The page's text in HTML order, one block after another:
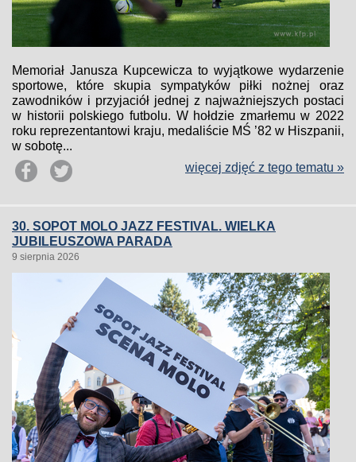
Memoriał Janusza Kupcewicza to wyjątkowe wydarzenie
sportowe, które skupia sympatyków piłki nożnej oraz
zawodników i przyjaciół jednej z najważniejszych postaci
w historii polskiego futbolu. W hołdzie zmarłemu w 2022
roku reprezentantowi kraju, medaliście MŚ ’82 w Hiszpanii,
w sobotę...
więcej zdjęć z tego tematu »
30. SOPOT MOLO JAZZ FESTIVAL. WIELKA
JUBILEUSZOWA PARADA
9 sierpnia 2026